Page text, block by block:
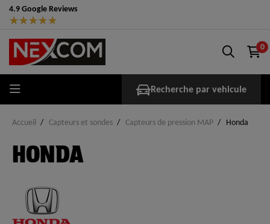
4.9 Google Reviews
★★★★★
0
Recherche par vehicule
Accueil Capteurs et sondes Capteurs de pression MAP Honda
HONDA